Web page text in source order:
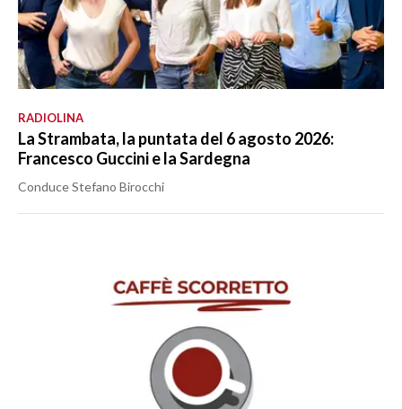
RADIOLINA
La Strambata, la puntata del 6 agosto 2026:
Francesco Guccini e la Sardegna
Conduce Stefano Birocchi